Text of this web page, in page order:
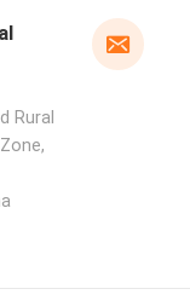
Rural